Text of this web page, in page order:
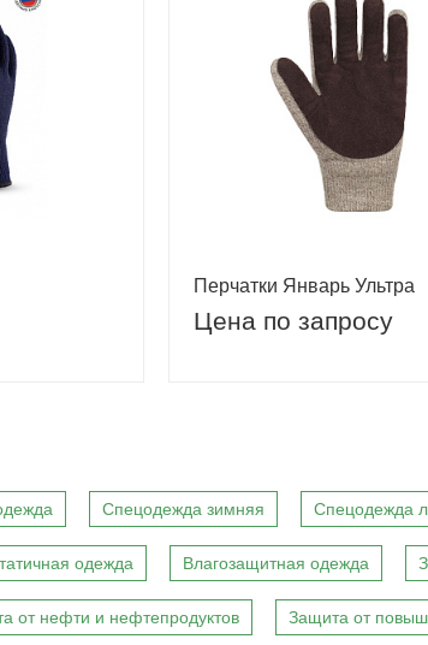
Перчатки Январь Ультра
Цена по запросу
Спецодежда зимняя Спецодежда
одежда Влагозащитная одежда
от нефти и нефтепродуктов Защита от